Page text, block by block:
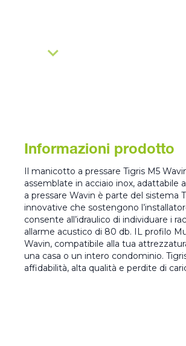
Informazioni prodotto
Il manicotto a pressare Tigris M5
assemblate in acciaio inox,
a pressare Wavin è parte del sistema
innovative che sostengono
consente all’idraulico di individuare i
allarme acustico di 80 db. IL profilo
Wavin, compatibile alla tua
una casa o un intero condominio.
affidabilità, alta qualità e perdite di